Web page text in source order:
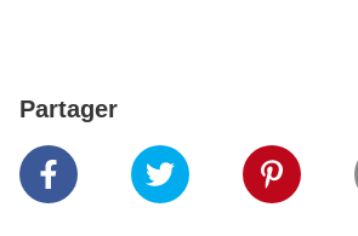
Partager